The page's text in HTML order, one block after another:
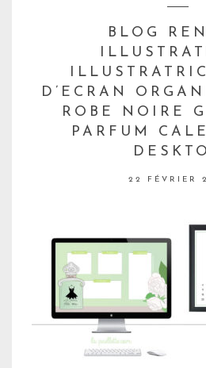
BLOG
D’ECRAN
ROBE NOIRE
PARFUM
22 FÉVRIER